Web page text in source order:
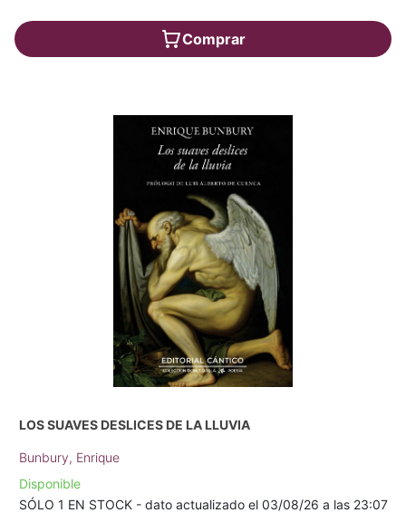
Comprar
LOS SUAVES DESLICES DE LA LLUVIA
Bunbury, Enrique
Disponible
SÓLO 1 EN STOCK - dato actualizado el 03/08/26 a las 23:07